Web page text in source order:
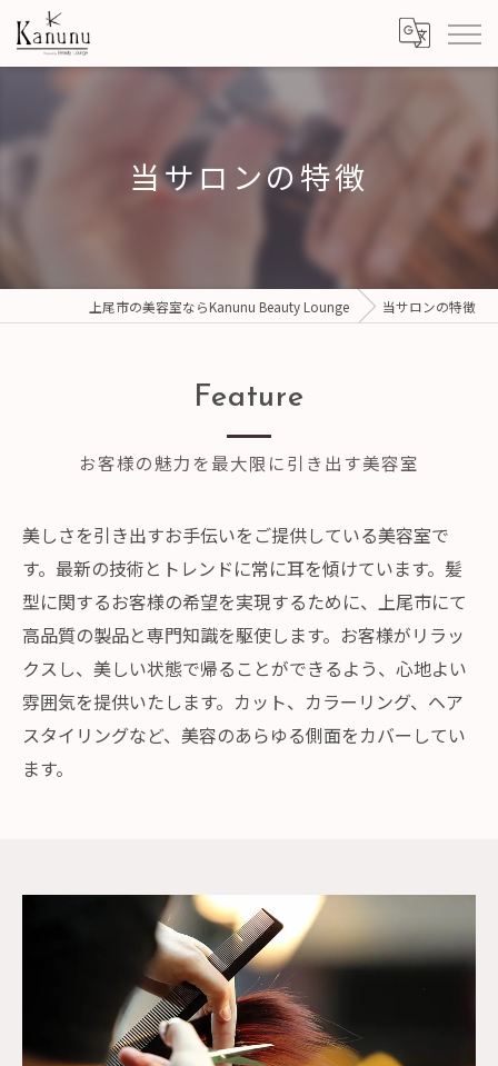
当サロンの特徴
上尾市の美容室ならKanunu Beauty Lounge 当サロンの特徴
お客様の魅力を最大限に引き出す美容室
Feature
美しさを引き出すお手伝いをご提供している美容室で
す。最新の技術とトレンドに常に耳を傾けています。髪
型に関するお客様の希望を実現するために、上尾市にて
高品質の製品と専門知識を駆使します。お客様がリラッ
クスし、美しい状態で帰ることができるよう、心地よい
雰囲気を提供いたします。カット、カラーリング、ヘア
スタイリングなど、美容のあらゆる側面をカバーしてい
ます。